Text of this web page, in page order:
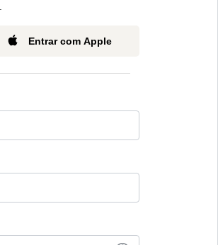
Entrar com Apple